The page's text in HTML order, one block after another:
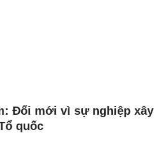
Đổi mới vì sự nghiệp xây
quốc